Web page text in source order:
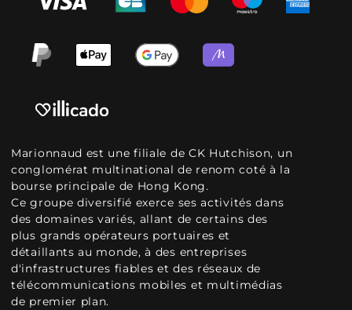
Marionnaud est une filiale de CK Hutchison, un
conglomérat multinational de renom coté à la
bourse principale de Hong Kong.
Ce groupe diversifié exerce ses activités dans
des domaines variés, allant de certains des
plus grands opérateurs portuaires et
détaillants au monde, à des entreprises
d'infrastructures fiables et des réseaux de
télécommunications mobiles et multimédias
de premier plan.